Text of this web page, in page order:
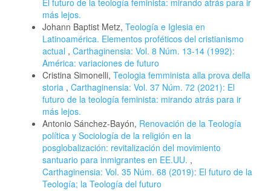
El futuro de la teología feminista: mirando atrás para ir
más lejos.
Johann Baptist Metz, Teología e Iglesia en
Latinoamérica. Elementos proféticos del cristianismo
actual , Carthaginensia: Vol. 8 Núm. 13-14 (1992):
América: variaciones de futuro
Cristina Simonelli, Teologia femminista alla prova della
storia , Carthaginensia: Vol. 37 Núm. 72 (2021): El
futuro de la teología feminista: mirando atrás para ir
más lejos.
Antonio Sánchez-Bayón, Renovación de la Teología
política y Sociología de la religión en la
posglobalización: revitalización del movimiento
santuario para inmigrantes en EE.UU. ,
Carthaginensia: Vol. 35 Núm. 68 (2019): El futuro de la
Teología; la Teología del futuro